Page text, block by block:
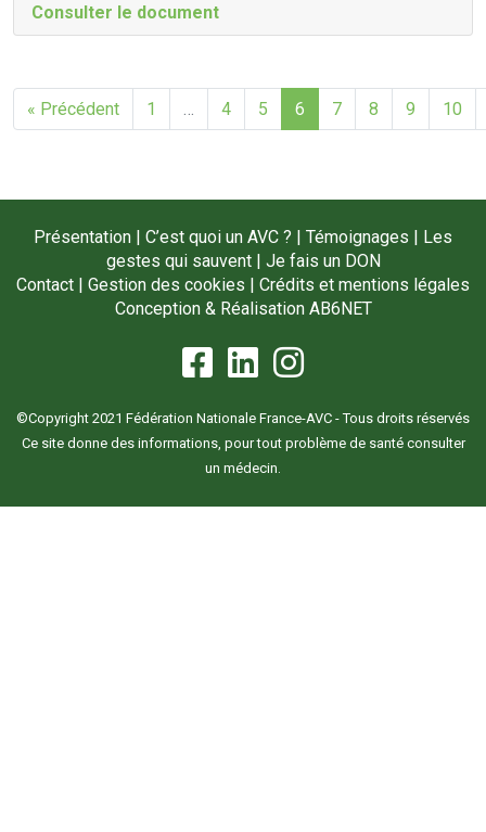
Consulter le document
« Précédent 1 4 5 6 7 8 9 10
Présentation | C’est quoi un AVC ? | Témoignages | Les
gestes qui sauvent| Je fais un DON
Contact | Gestion des cookies | Crédits et mentions légales
Conception & Réalisation AB6NET
©Copyright 2021 Fédération Nationale France-AVC - Tous droits réservés
Ce site donne des informations, pour tout problème de santé consulter
un médecin.